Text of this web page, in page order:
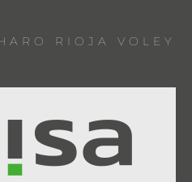
RIOJA VOLEY